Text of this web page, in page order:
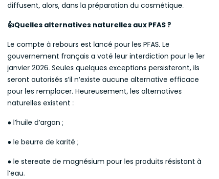
diffusent, alors, dans la préparation du cosmétique.
👍Quelles alternatives naturelles aux PFAS ?
Le compte à rebours est lancé pour les PFAS. Le
gouvernement français a voté leur interdiction pour le 1er
janvier 2026. Seules quelques exceptions persisteront, ils
seront autorisés s’il n’existe aucune alternative efficace
pour les remplacer. Heureusement, les alternatives
naturelles existent :
● l’huile d’argan ;
● le beurre de karité ;
● le stereate de magnésium pour les produits résistant à
l’eau.